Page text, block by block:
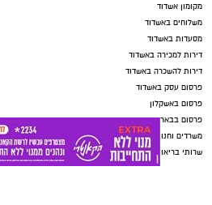
מקומון אשדוד
משלוחים באשדוד
מסעדות באשדוד
דירות למכירה באשדוד
דירות להשכרה באשדוד
פרסום עסק באשדוד
פרסום באשקלון
פרסום בבאר שבע
משרדים וחנויות להשכרה באשדוד
שרותי בריאות באשדוד
אירועים באשדוד